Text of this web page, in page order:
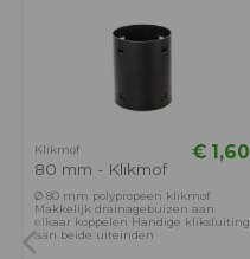
Klikmof
80 mm - Klikmof
€ 1,60
Ø 80 mm polypropeen klikmof
Makkelijk drainagebuizen aan
elkaar koppelen Handige kliksluiting
aan beide uiteinden